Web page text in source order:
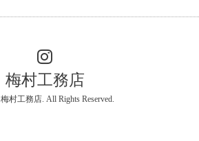
梅村工務店
梅村工務店. All Rights Reserved.